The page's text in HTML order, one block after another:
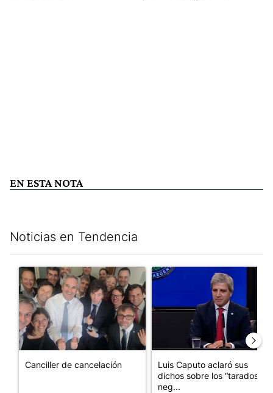
EN ESTA NOTA
Noticias en Tendencia
Un artículo de tendencia con el título "Canciller de
Canciller de cancelación
Un artículo de tendencia con
Luis Caputo aclaró sus
dichos sobre los “tarados” y
neg...